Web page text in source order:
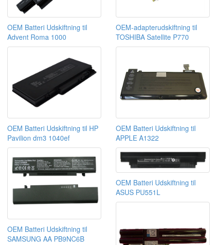
OEM Batteri Udskiftning til
Advent Roma 1000
OEM-adapterudskiftning til
TOSHIBA Satellite P770
OEM Batteri Udskiftning til HP
Pavilion dm3 1040ef
OEM Batteri Udskiftning til
APPLE A1322
OEM Batteri Udskiftning til
SAMSUNG AA PB9NC6B
OEM Batteri Udskiftning til
ASUS PU551L